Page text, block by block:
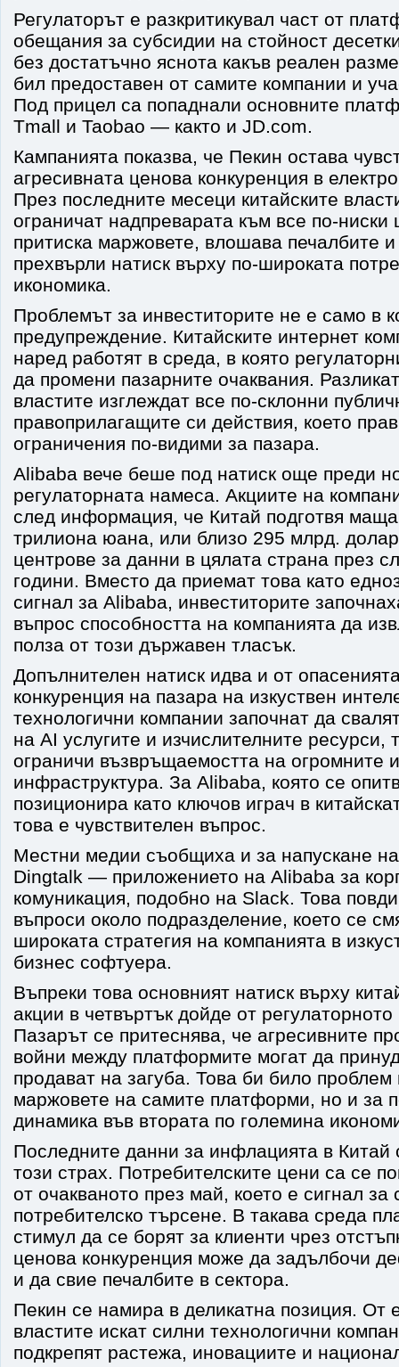
Регулаторът е разкритикувал част от
обещания за субсидии на стойност
без достатъчно яснота какъв реален
бил предоставен от самите компании и
Под прицел са попаднали основните
Tmall и Taobao — както и JD.com.
Кампанията показва, че Пекин остава
агресивната ценова конкуренция в
През последните месеци китайските
ограничат надпреварата към все по-ниски
притиска маржовете, влошава печалбите и
прехвърли натиск върху по-широката
икономика.
Проблемът за инвеститорите не е само в
предупреждение. Китайските интернет
наред работят в среда, в която
да промени пазарните очаквания.
властите изглеждат все по-склонни
правоприлагащите си действия, което
ограничения по-видими за пазара.
Alibaba вече беше под натиск още преди
регулаторната намеса. Акциите на
след информация, че Китай подготвя
трилиона юана, или близо 295 млрд.
центрове за данни в цялата страна през
години. Вместо да приемат това като
сигнал за Alibaba, инвеститорите
въпрос способността на компанията да
полза от този държавен тласък.
Допълнителен натиск идва и от
конкуренция на пазара на изкуствен
технологични компании започнат да
на AI услугите и изчислителните ресурси,
ограничи възвръщаемостта на огромните
инфраструктура. За Alibaba, която се
позиционира като ключов играч в
това е чувствителен въпрос.
Местни медии съобщиха и за напускане
Dingtalk — приложението на Alibaba за
комуникация, подобно на Slack. Това
въпроси около подразделение, което се
широката стратегия на компанията в
бизнес софтуера.
Въпреки това основният натиск върху
акции в четвъртък дойде от
Пазарът се притеснява, че агресивните
войни между платформите могат да
продават на загуба. Това би било
маржовете на самите платформи, но и за
динамика във втората по големина
Последните данни за инфлацията в Китай
този страх. Потребителските цени са се
от очакваното през май, което е сигнал за
потребителско търсене. В такава среда
стимул да се борят за клиенти чрез
ценова конкуренция може да задълбочи
и да свие печалбите в сектора.
Пекин се намира в деликатна позиция. От
властите искат силни технологични
подкрепят растежа, иновациите и